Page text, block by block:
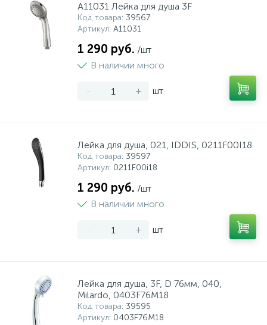
A11031 Лейка для душа 3F
Код товара: 39567
Артикул: A11031
1 290 руб. /шт
В наличии много
- + шт
Лейка для душа, 021, IDDIS, 0211F00I18
Код товара: 39597
Артикул: 0211F00i18
1 290 руб. /шт
В наличии много
- + шт
Лейка для душа, 3F, D 76мм, 040,
Milardo, 0403F76M18
Код товара: 39595
Артикул: 0403F76M18